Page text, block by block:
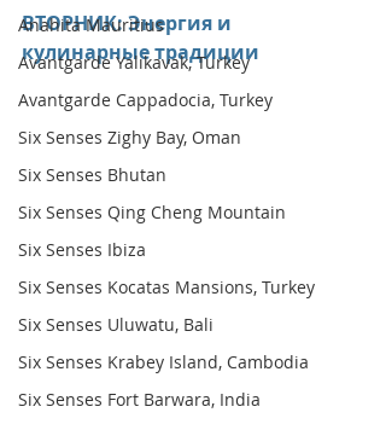
Anahita Mauritius
Avantgarde Yalıkavak, Turkey
Avantgarde Cappadocia, Turkey
Six Senses Zighy Bay, Oman
Six Senses Bhutan
Six Senses Qing Cheng Mountain
Six Senses Ibiza
Six Senses Kocatas Mansions, Turkey
Six Senses Uluwatu, Bali
Six Senses Krabey Island, Cambodia
Six Senses Fort Barwara, India
ВТОРНИК: Энергия и
кулинарные традиции